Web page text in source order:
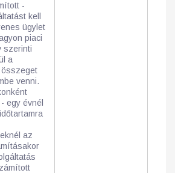
-
kell
ügylet
piaci
szerinti
a
venni.
egy évnél
az